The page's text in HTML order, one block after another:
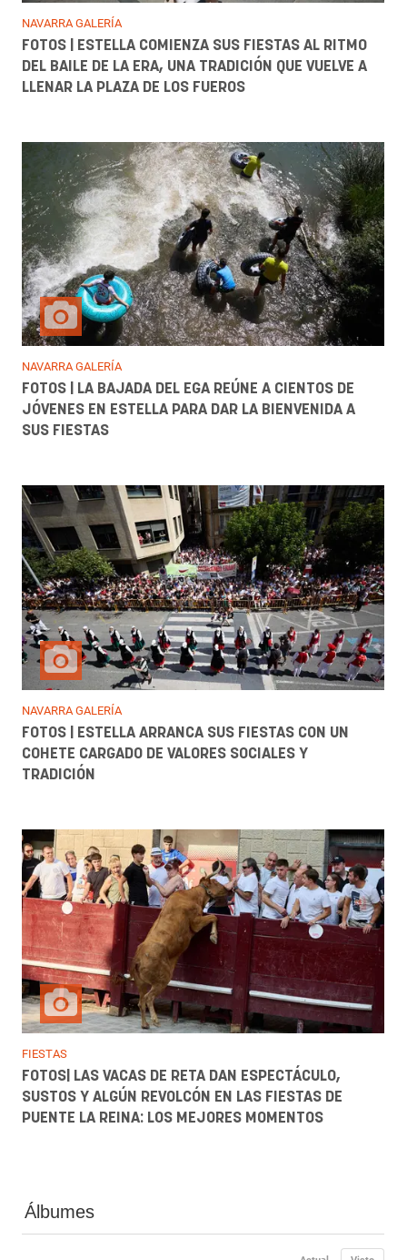
NAVARRA GALERÍA
FOTOS | ESTELLA COMIENZA SUS FIESTAS AL RITMO
DEL BAILE DE LA ERA, UNA TRADICIÓN QUE VUELVE A
LLENAR LA PLAZA DE LOS FUEROS
NAVARRA GALERÍA
FOTOS | LA BAJADA DEL EGA REÚNE A CIENTOS DE
JÓVENES EN ESTELLA PARA DAR LA BIENVENIDA A
SUS FIESTAS
NAVARRA GALERÍA
FOTOS | ESTELLA ARRANCA SUS FIESTAS CON UN
COHETE CARGADO DE VALORES SOCIALES Y
TRADICIÓN
FIESTAS
FOTOS| LAS VACAS DE RETA DAN ESPECTÁCULO,
SUSTOS Y ALGÚN REVOLCÓN EN LAS FIESTAS DE
PUENTE LA REINA: LOS MEJORES MOMENTOS
Álbumes